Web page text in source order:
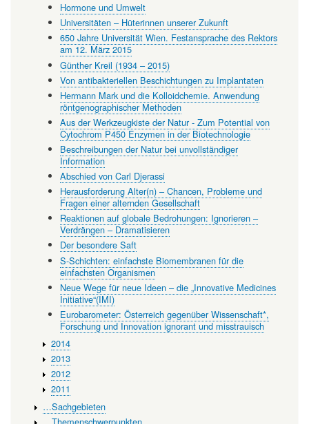
Hormone und Umwelt
Universitäten – Hüterinnen unserer Zukunft
650 Jahre Universität Wien. Festansprache des Rektors
am 12. März 2015
Günther Kreil (1934 – 2015)
Von antibakteriellen Beschichtungen zu Implantaten
Hermann Mark und die Kolloidchemie. Anwendung
röntgenographischer Methoden
Aus der Werkzeugkiste der Natur - Zum Potential von
Cytochrom P450 Enzymen in der Biotechnologie
Beschreibungen der Natur bei unvollständiger
Information
Abschied von Carl Djerassi
Herausforderung Alter(n) – Chancen, Probleme und
Fragen einer alternden Gesellschaft
Reaktionen auf globale Bedrohungen: Ignorieren –
Verdrängen – Dramatisieren
Der besondere Saft
S-Schichten: einfachste Biomembranen für die
einfachsten Organismen
Neue Wege für neue Ideen – die „Innovative Medicines
Initiative“(IMI)
Eurobarometer: Österreich gegenüber Wissenschaft*,
Forschung und Innovation ignorant und misstrauisch
2014
2013
2012
2011
…Sachgebieten